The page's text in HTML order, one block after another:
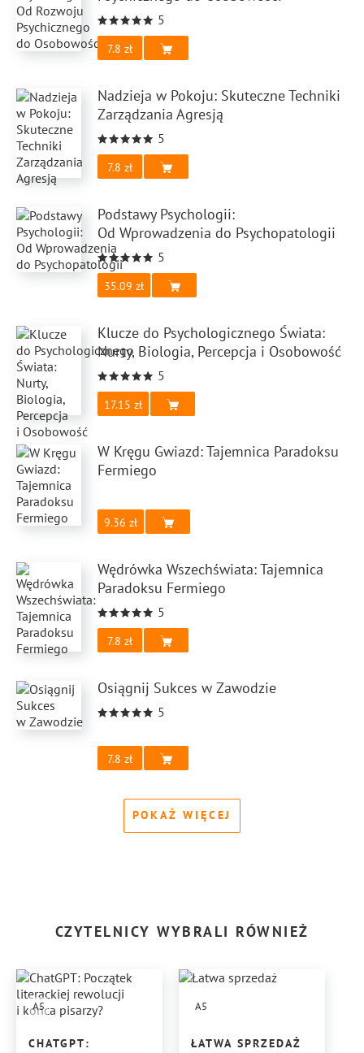
5
7.8
Nadzieja w Pokoju: Skuteczne Techniki
Zarządzania Agresją
5
7.8
Podstawy Psychologii:
Od Wprowadzenia do Psychopatologii
5
35.09
Klucze do Psychologicznego Świata:
Nurty, Biologia, Percepcja i Osobowość
5
17.15
W Kręgu Gwiazd: Tajemnica Paradoksu
Fermiego
9.36
Wędrówka Wszechświata: Tajemnica
Paradoksu Fermiego
5
7.8
Osiągnij Sukces w Zawodzie
5
7.8
POKAŻ WIĘCEJ
CZYTELNICY WYBRALI RÓWNIEŻ
A5
CHATGPT:
A5
ŁATWA SPRZEDAŻ